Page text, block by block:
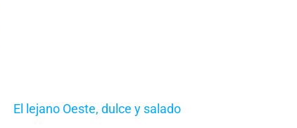
El lejano Oeste, dulce y salado